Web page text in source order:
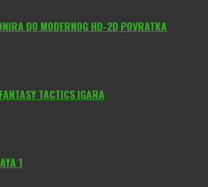
DO MODERNOG HD-2D POVRATKA
TACTICS IGARA
1